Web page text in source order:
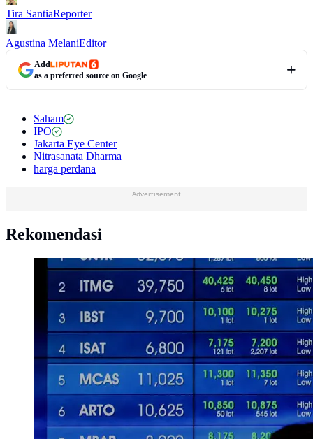
Tira SantiaReporter
Agustina MelaniEditor
Add
as a preferred source on Google
Saham
IPO
Jakarta Eye Center
Nitrasanata Dharma
harga perdana
Advertisement
Rekomendasi